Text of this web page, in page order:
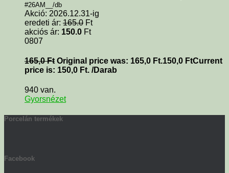
#26AM__/db
Akció: 2026.12.31-ig
eredeti ár: 165.0 Ft
akciós ár: 150.0 Ft
0807
165,0Ft Original price was: 165,0 Ft.150,0 FtCurrent
price is: 150,0 Ft. /Darab
940 van.
Gyorsnézet
Porcelán termékek
Facebook